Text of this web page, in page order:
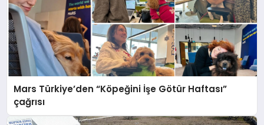
Mars Türkiye’den “Köpeğini İşe Götür Haftası”
çağrısı